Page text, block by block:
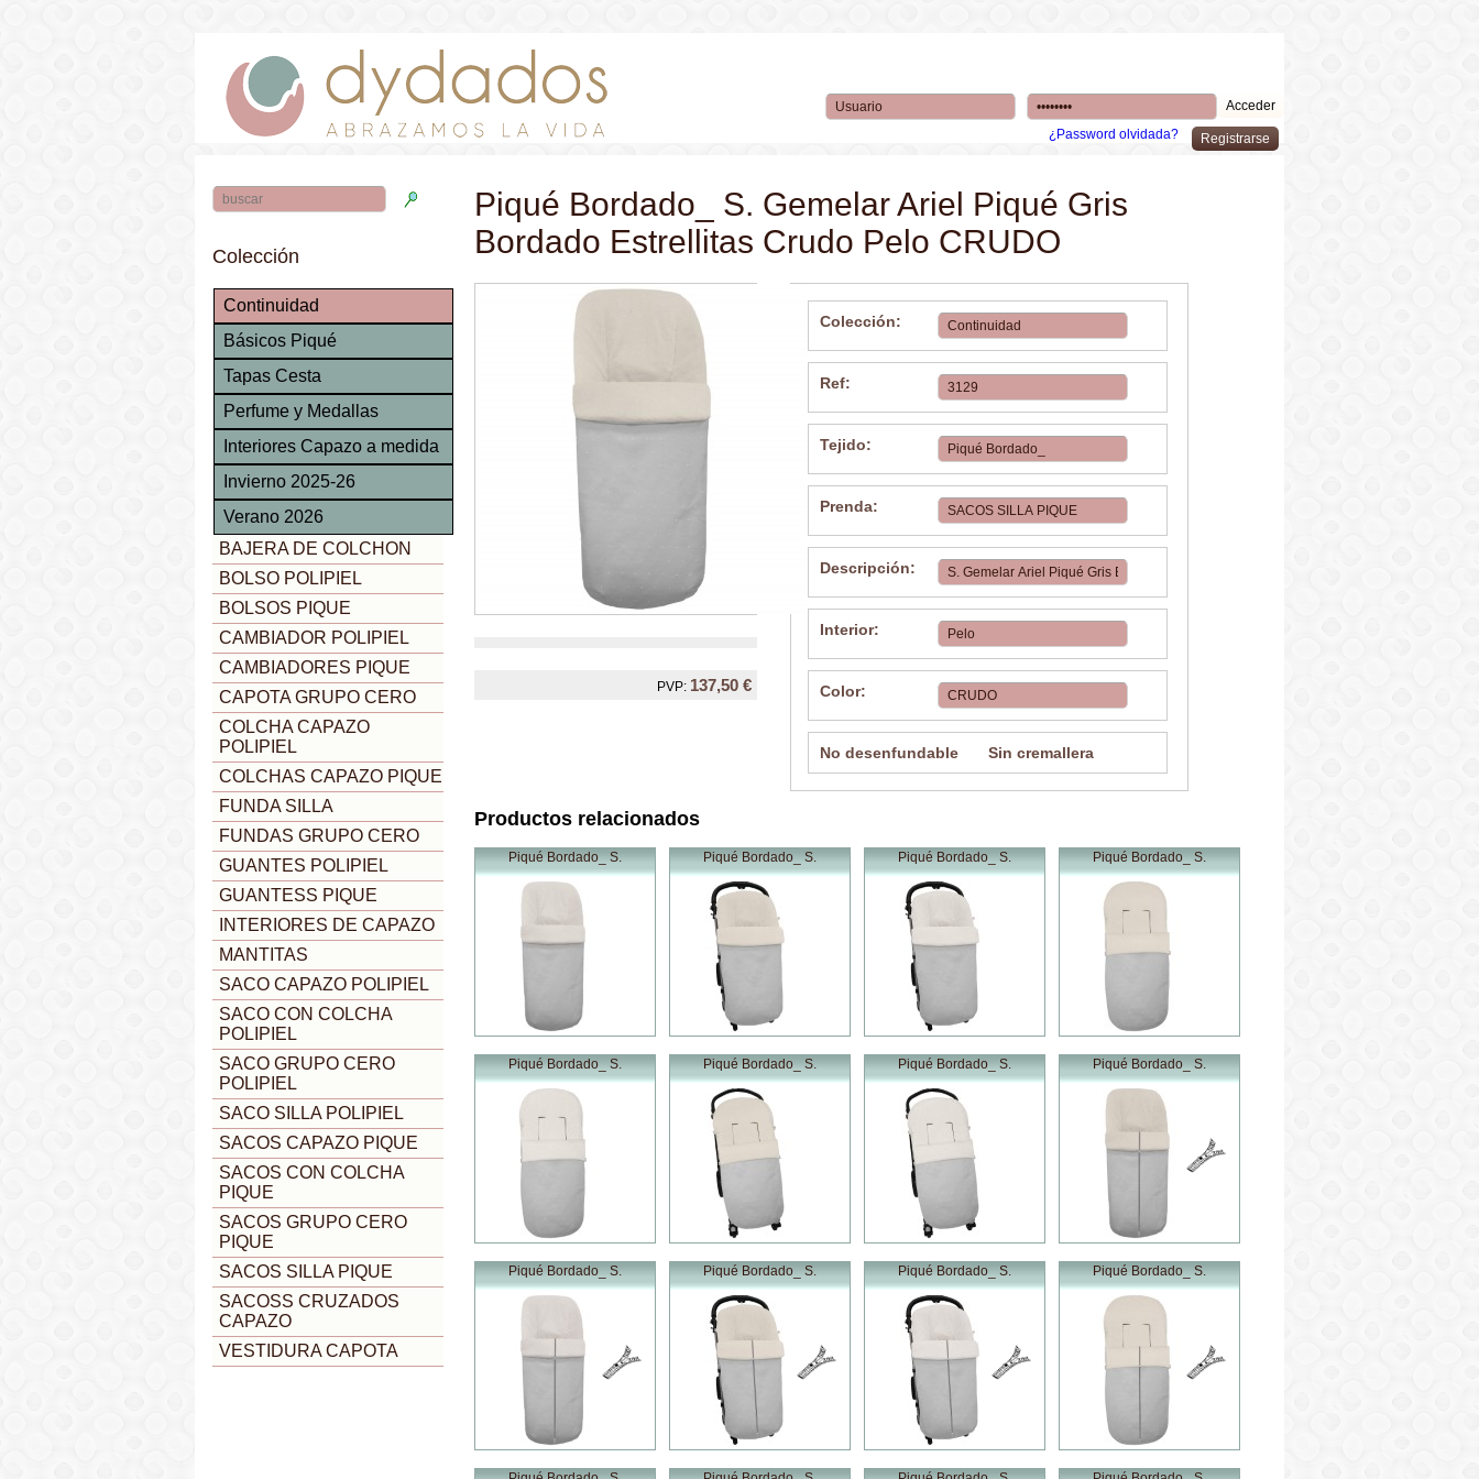
¿Password olvidada?
Colección
Continuidad
Básicos Piqué
Tapas Cesta
Perfume y Medallas
Interiores Capazo a medida
Invierno 2025-26
Verano 2026
BAJERA DE COLCHON
BOLSO POLIPIEL
BOLSOS PIQUE
CAMBIADOR POLIPIEL
CAMBIADORES PIQUE
CAPOTA GRUPO CERO
COLCHA CAPAZO
POLIPIEL
COLCHAS CAPAZO PIQUE
FUNDA SILLA
FUNDAS GRUPO CERO
GUANTES POLIPIEL
GUANTESS PIQUE
INTERIORES DE CAPAZO
MANTITAS
SACO CAPAZO POLIPIEL
SACO CON COLCHA
POLIPIEL
SACO GRUPO CERO
POLIPIEL
SACO SILLA POLIPIEL
SACOS CAPAZO PIQUE
SACOS CON COLCHA
PIQUE
SACOS GRUPO CERO
PIQUE
SACOS SILLA PIQUE
SACOSS CRUZADOS
CAPAZO
VESTIDURA CAPOTA
Piqué Bordado_ S. Gemelar Ariel Piqué Gris
Bordado Estrellitas Crudo Pelo CRUDO
PVP: 137,50 €
Colección:
Ref:
Tejido:
Prenda:
Descripción:
Interior:
Color:
No desenfundable Sin cremallera
Productos relacionados
Piqué Bordado_ S. Piqué Bordado_ S. Piqué Bordado_ S. Piqué Bordado_ S.
Piqué Bordado_ S. Piqué Bordado_ S. Piqué Bordado_ S. Piqué Bordado_ S.
Piqué Bordado_ S. Piqué Bordado_ S. Piqué Bordado_ S. Piqué Bordado_ S.